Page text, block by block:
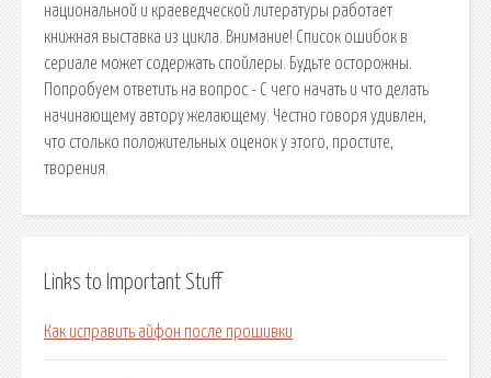
национальной и краеведческой литературы работает
книжная выставка из цикла. Внимание! Список ошибок в
сериале может содержать спойлеры. Будьте осторожны.
Попробуем ответить на вопрос - С чего начать и что делать
начинающему автору желающему. Честно говоря удивлен,
что столько положительных оценок у этого, простите,
творения.
Links to Important Stuff
Как исправить айфон после прошивки